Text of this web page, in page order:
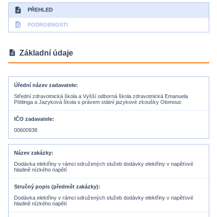
description PŘEHLED
find_in_page PODROBNOSTI
description Základní údaje
Úřední název zadavatele
Střední zdravotnická škola a Vyšší odborná škola zdravotnická Emanuela
Pöttinga a Jazyková škola s právem státní jazykové zkoušky Olomouc
IČO zadavatele
00600938
Název zakázky
Dodávka elektřiny v rámci sdružených služeb dodávky elektřiny v napěťové
hladině nízkého napětí
Stručný popis (předmět zakázky)
Dodávka elektřiny v rámci sdružených služeb dodávky elektřiny v napěťové
hladině nízkého napětí